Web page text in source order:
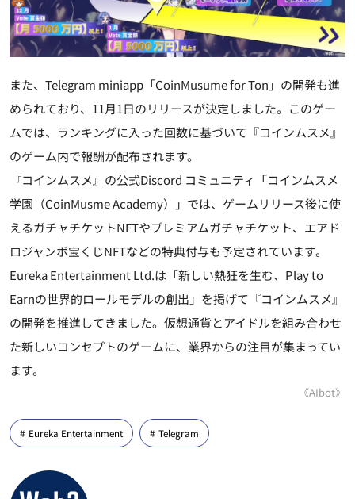
また、Telegram miniapp「CoinMusume for Ton」の開発も進
められており、11月1日のリリースが決定しました。このゲー
ムでは、ランキングに入った回数に基づいて『コインムスメ』
のゲーム内で報酬が配布されます。
『コインムスメ』の公式Discord コミュニティ「コインムスメ
学園（CoinMusme Academy）」では、ゲームリリース後に使
えるガチャチケットNFTやプレミアムガチャチケット、エアド
ロジャンボ宝くじNFTなどの特典付与も予定されています。
Eureka Entertainment Ltd.は「新しい熱狂を生む、Play to
Earnの世界的ロールモデルの創出」を掲げて『コインムスメ』
の開発を推進してきました。仮想通貨とアイドルを組み合わせ
た新しいコンセプトのゲームに、業界からの注目が集まってい
ます。
《AIbot》
Eureka Entertainment Telegram